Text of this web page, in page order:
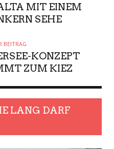
MIT EINEM
SEHE
BEITRAG
KONZEPT
ZUM KIEZ
LANG DARF